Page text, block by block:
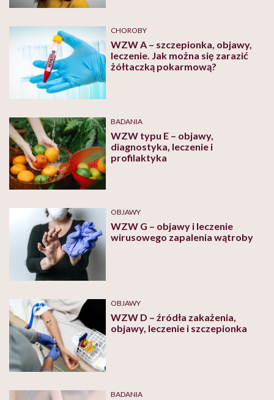
CHOROBY
WZW A – szczepionka, objawy,
leczenie. Jak można się zarazić
żółtaczką pokarmową?
BADANIA
WZW typu E – objawy,
diagnostyka, leczenie i
profilaktyka
OBJAWY
WZW G – objawy i leczenie
wirusowego zapalenia wątroby
OBJAWY
WZW D – źródła zakażenia,
objawy, leczenie i szczepionka
BADANIA